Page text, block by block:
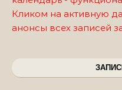
Кликом на активную
анонсы всех записей